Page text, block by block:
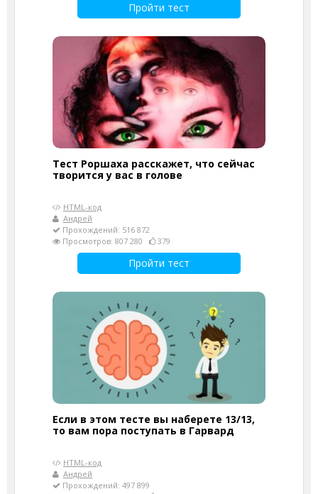
Пройти тест
Тест Роршаха расскажет, что сейчас
творится у вас в голове
HTML-код
Андрей
Прохождений: 516 872
Просмотров: 807 280
379
Пройти тест
Если в этом тесте вы наберете 13/13,
то вам пора поступать в Гарвард
HTML-код
Андрей
Прохождений: 497 899